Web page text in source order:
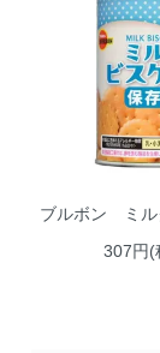
ブルボン ミル
307円(